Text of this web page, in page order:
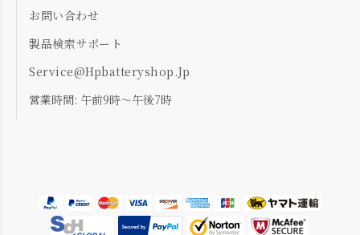
お問い合わせ
製品検索サポート
Service@hpbatteryshop.jp
営業時間: 午前9時～午後7時